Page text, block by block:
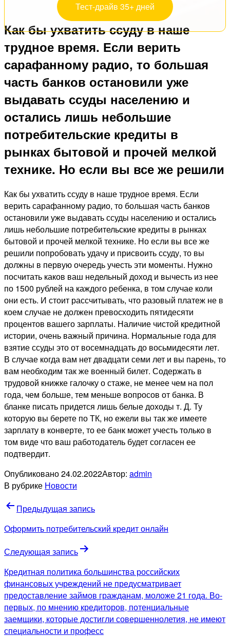
Тест-драйв 35+ дней
Как бы ухватить ссуду в наше
трудное время. Если верить
сарафанному радио, то большая
часть банков остановили уже
выдавать ссуды населению и
остались лишь небольшие
потребительские кредиты в
рынках бытовой и прочей мелкой
технике. Но если вы все же решили
Как бы ухватить ссуду в наше трудное время. Если
верить сарафанному радио, то большая часть банков
остановили уже выдавать ссуды населению и остались
лишь небольшие потребительские кредиты в рынках
бытовой и прочей мелкой технике. Но если вы все же
решили попробовать удачу и присвоить ссуду, то вы
должны в первую очередь учесть эти моменты. Нужно
посчитать каков ваш недельный доход и вычесть из нее
по 1500 рублей на каждого ребенка, в том случае коли
они есть. И стоит рассчитывать, что разовый платеж не в
коем случае не должен превосходить пятидесяти
процентов вашего зарплаты. Наличие чистой кредитной
истории, очень важный причина. Нормальные года для
взятие ссуды это от восемнадцать до восьмидесяти лет.
В случае когда вам нет двадцати семи лет и вы парень, то
вам необходим так же военный билет. Содержать в
трудовой книжке галочку о стаже, не менее чем на пол
года, чем больше, тем меньше вопросов от банка. В
бланке писать придется лишь белые доходы т. Д. Ту
которую вы берете по ТК, но ежели вы так же имеете
зарплату в конверте, то ее банк может учесть только в
том виде что ваш работодатель будет согласен ее
подтвердит.
Опубликовано24.02.2022Автор: admin
В рубрике Новости
Навигация
по
Предыдущая запись
Оформить потребительский кредит онлайн
Следующая запись
Кредитная политика большинства российских
финансовых учреждений не предусматривает
предоставление займов гражданам, моложе 21 года. Во-
первых, по мнению кредиторов, потенциальные
заемщики, которые достигли совершеннолетия, не имеют
специальности и професс